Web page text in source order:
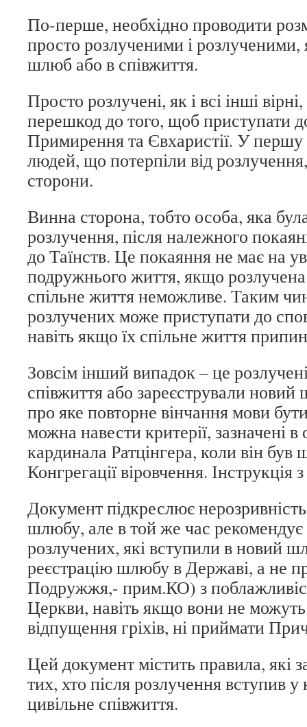
По-перше, необхідно проводити
просто розлученими і розлученими,
шлюб або в співжиття.
Просто розлучені, як і всі інші
перешкод до того, щоб приступати
Примирення та Євхаристії. У першу
людей, що потерпіли від
сторони.
Винна сторона, тобто особа, яка
розлучення, після належного
до Таїнств. Це покаяння не має на
подружнього життя, якщо
спільне життя неможливе. Таким
розлучених може приступати до
навіть якщо їх спільне життя
Зовсім інший випадок – це
співжиття або зареєстрували новий
про яке повторне вінчання мови
можна навести критерії, зазначені в
кардинала Ратцінгера, коли він
Конгрегації віровчення. Інструкція
Документ підкреслює
шлюбу, але в той же час рекомендує
розлучених, які вступили в новий
реєстрацію шлюбу в Державі, а не
Подружжя,- прим.КО) з
Церкви, навіть якщо вони не
відпущення гріхів, ні приймати
Цей документ містить правила, які
тих, хто після розлучення вступив
цивільне співжиття.